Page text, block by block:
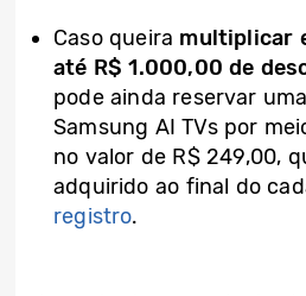
Caso queira multiplicar
até R$ 1.000,00 de
pode ainda reservar
Samsung AI TVs por
no valor de R$ 249,00,
adquirido ao final do
registro.